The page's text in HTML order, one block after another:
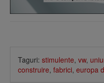
Taguri: stimulente, vw,
construire, fabrici, europa